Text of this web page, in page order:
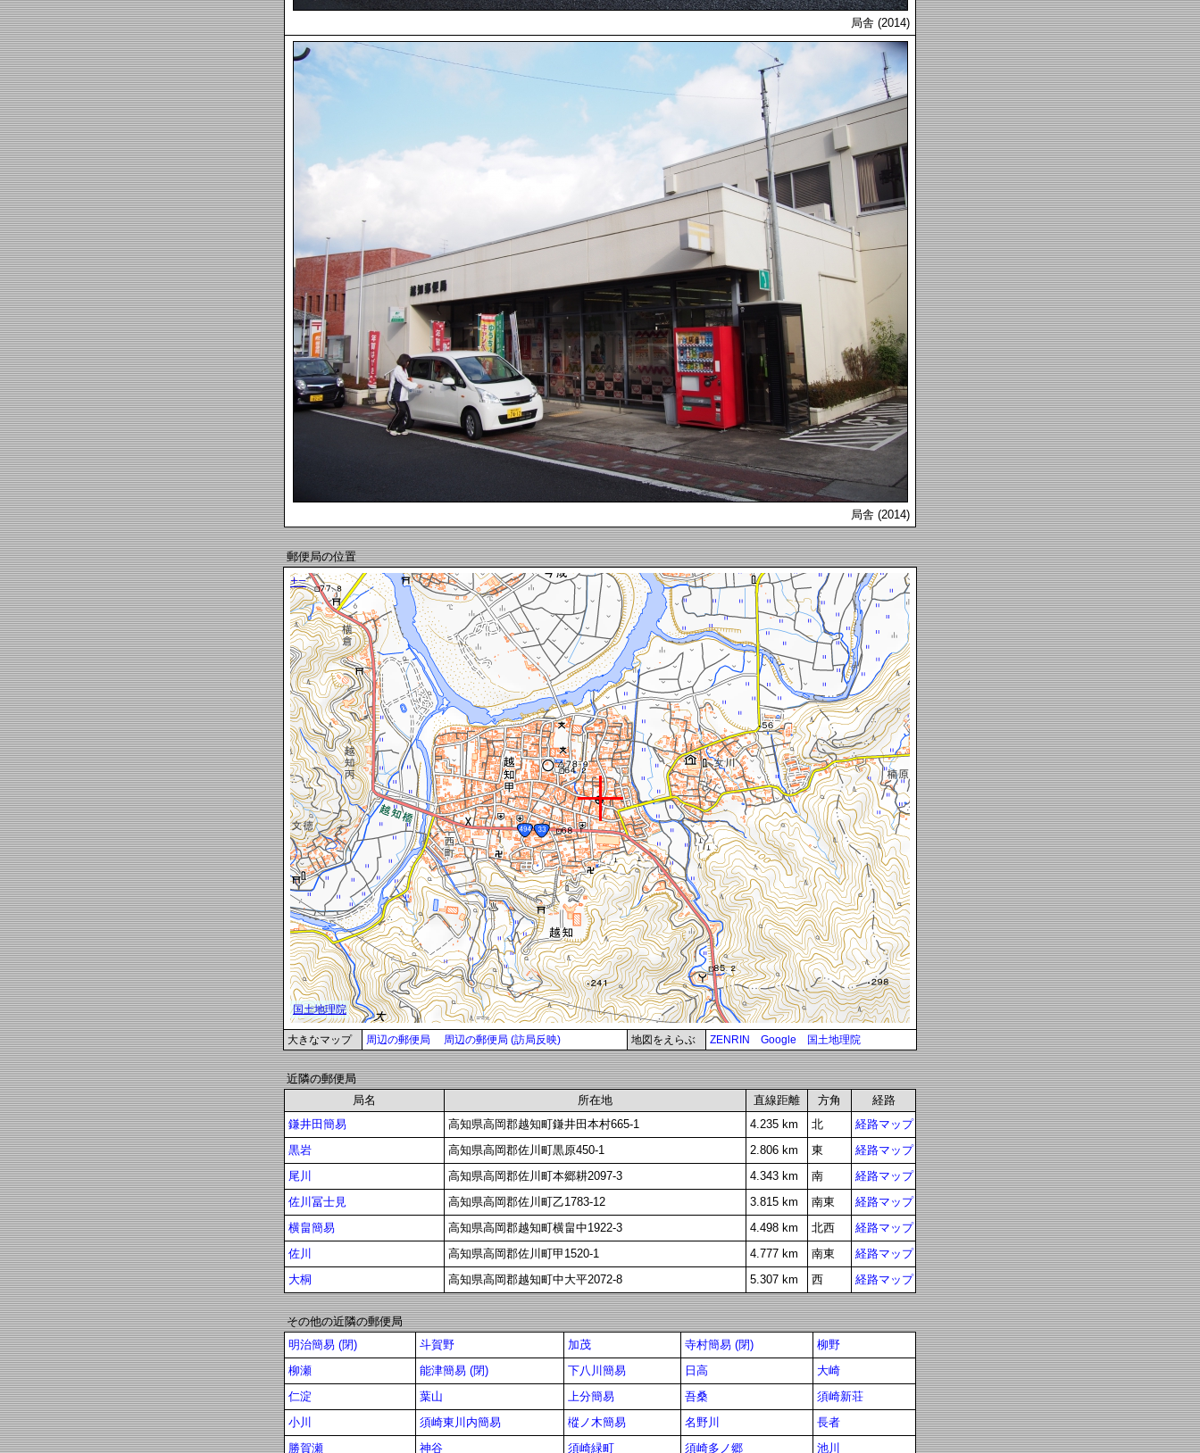
局舎 (2014)
局舎 (2014)
郵便局の位置
大きなマップ 周辺の郵便局 周辺の郵便局 (訪局反映) 地図をえらぶ ZENRIN Google 国土地理院
近隣の郵便局
局名
所在地 直線距離 方角
経路
鎌井田簡易
高知県高岡郡越知町鎌井田本村665-1 4.235 km 北
経路マップ
黒岩
高知県高岡郡佐川町黒原450-1 2.806 km 東
経路マップ
尾川
高知県高岡郡佐川町本郷耕2097-3 4.343 km 南
経路マップ
佐川冨士見
高知県高岡郡佐川町乙1783-12 3.815 km 南東
経路マップ
横畠簡易
高知県高岡郡越知町横畠中1922-3 4.498 km 北西
経路マップ
佐川
高知県高岡郡佐川町甲1520-1 4.777 km 南東
経路マップ
大桐
高知県高岡郡越知町中大平2072-8 5.307 km 西 経路マップ
その他の近隣の郵便局
明治簡易 (閉)
斗賀野 加茂 寺村簡易 (閉)
柳野
柳瀬
能津簡易 (閉) 下八川簡易 日高
大崎
仁淀
葉山 上分簡易 吾桑
須崎新荘
小川
須崎東川内簡易 樅ノ木簡易 名野川
長者
勝賀瀬
神谷 須崎緑町 須崎多ノ郷 池川